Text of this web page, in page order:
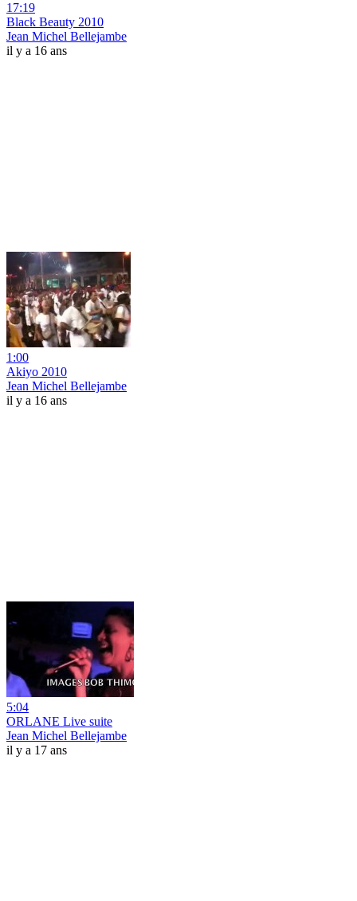
17:19
Black Beauty 2010
Jean Michel Bellejambe
il y a 16 ans
1:00
Akiyo 2010
Jean Michel Bellejambe
il y a 16 ans
5:04
ORLANE Live suite
Jean Michel Bellejambe
il y a 17 ans